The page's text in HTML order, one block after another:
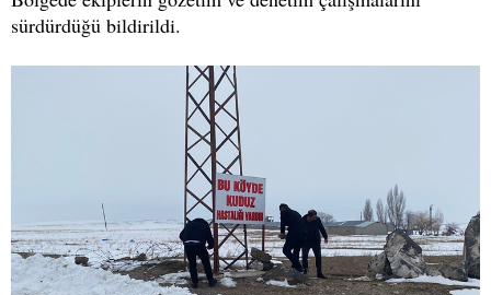
sürdürdüğü bildirildi.